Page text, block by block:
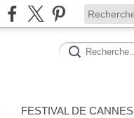
FESTIVAL DE CANNES